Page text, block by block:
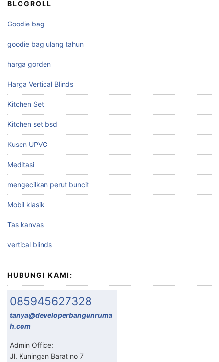
BLOGROLL
Goodie bag
goodie bag ulang tahun
harga gorden
Harga Vertical Blinds
Kitchen Set
Kitchen set bsd
Kusen UPVC
Meditasi
mengecilkan perut buncit
Mobil klasik
Tas kanvas
vertical blinds
HUBUNGI KAMI:
085945627328
tanya@developerbangunruma
h.com
Admin Office:
Jl. Kuningan Barat no 7